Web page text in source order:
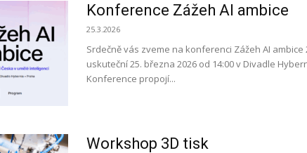
Konference Zážeh AI ambice
25.3.2026
Srdečně vás zveme na konferenci Zážeh AI ambice
uskuteční 25. března 2026 od 14:00 v Divadle
Konference propojí...
Workshop 3D tisk